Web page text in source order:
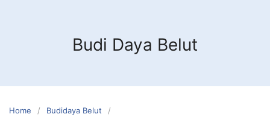
Budi Daya Belut
Home
Budidaya Belut